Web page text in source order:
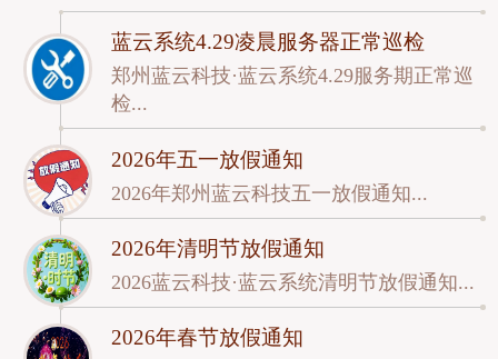
蓝云系统4.29凌晨服务器正常巡检
郑州蓝云科技·蓝云系统4.29服务期正常巡
检...
2026年五一放假通知
2026年郑州蓝云科技五一放假通知...
2026年清明节放假通知
2026蓝云科技·蓝云系统清明节放假通知...
2026年春节放假通知